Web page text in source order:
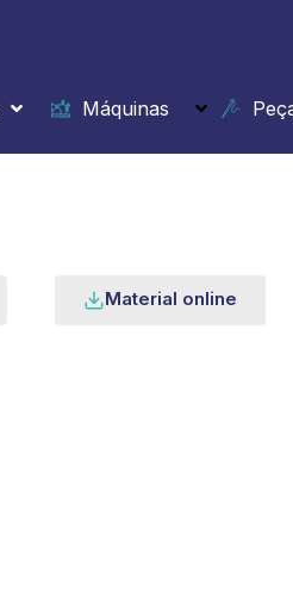
Máquinas
Material online